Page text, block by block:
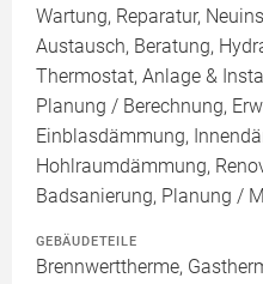
Wartung, Reparatur,
Austausch, Beratung,
Thermostat, Anlage &
Planung / Berechnung,
Einblasdämmung,
Hohlraumdämmung,
Badsanierung, Planung /
GEBÄUDETEILE
Brennwerttherme,